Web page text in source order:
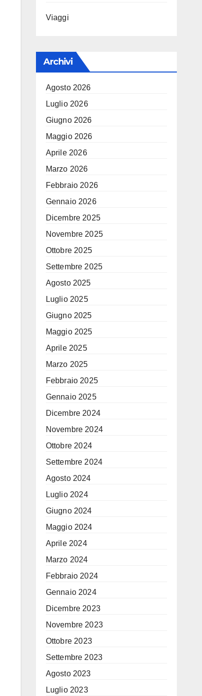
Viaggi
Archivi
Agosto 2026
Luglio 2026
Giugno 2026
Maggio 2026
Aprile 2026
Marzo 2026
Febbraio 2026
Gennaio 2026
Dicembre 2025
Novembre 2025
Ottobre 2025
Settembre 2025
Agosto 2025
Luglio 2025
Giugno 2025
Maggio 2025
Aprile 2025
Marzo 2025
Febbraio 2025
Gennaio 2025
Dicembre 2024
Novembre 2024
Ottobre 2024
Settembre 2024
Agosto 2024
Luglio 2024
Giugno 2024
Maggio 2024
Aprile 2024
Marzo 2024
Febbraio 2024
Gennaio 2024
Dicembre 2023
Novembre 2023
Ottobre 2023
Settembre 2023
Agosto 2023
Luglio 2023